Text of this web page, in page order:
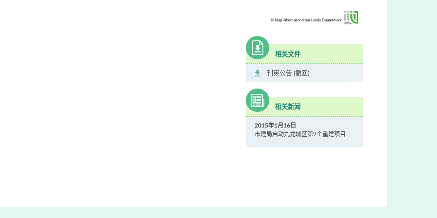
© Map information from Lands Department
相关文件
刊宪公告 (撤回)
相关新闻
2015年1月16日
市建局启动九龙城区第9个重建项目